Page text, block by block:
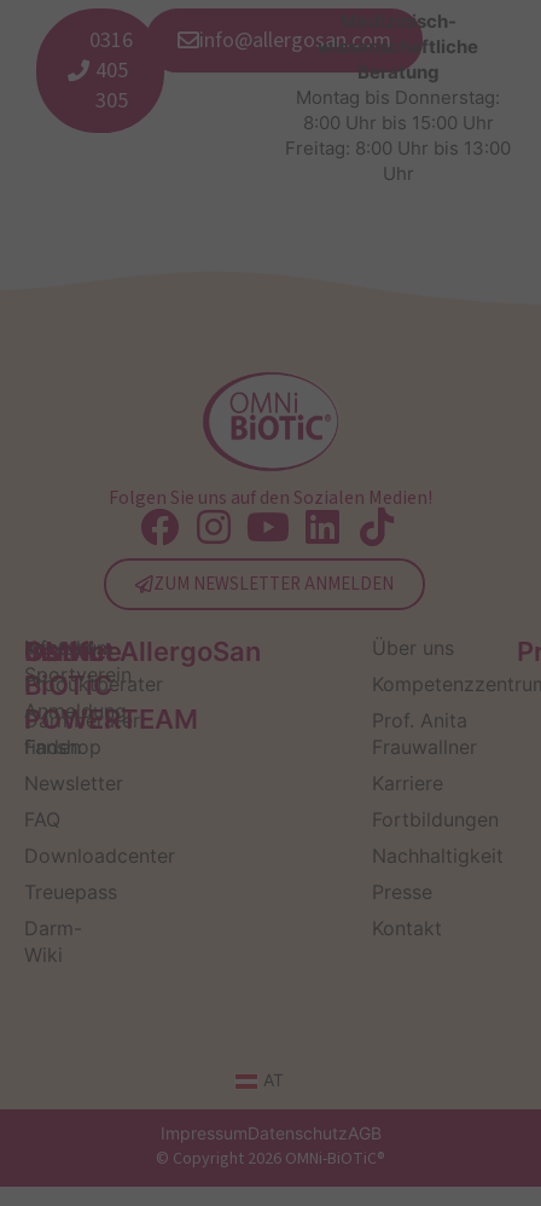
0316
405
305
info@allergosan.com
Medizinisch-
wissenschaftliche
Beratung
Montag bis Donnerstag:
8:00 Uhr bis 15:00 Uhr
Freitag: 8:00 Uhr bis 13:00
Uhr
Folgen Sie uns auf den Sozialen Medien!
ZUM NEWSLETTER ANMELDEN
Service
Kontakt
Produktberater
Darmberater
finden
Newsletter
FAQ
Downloadcenter
Treuepass
Darm-
Wiki
OMNi-
BiOTiC
POWERTEAM
Infos zum
Sportverein
Anmeldung
Fanshop
Institut AllergoSan
Über uns
Prof. Anita
Frauwallner
Karriere
Fortbildungen
Nachhaltigkeit
Presse
Kontakt
AT
ImpressumDatenschutzAGB
© Copyright 2026 OMNi-BiOTiC®